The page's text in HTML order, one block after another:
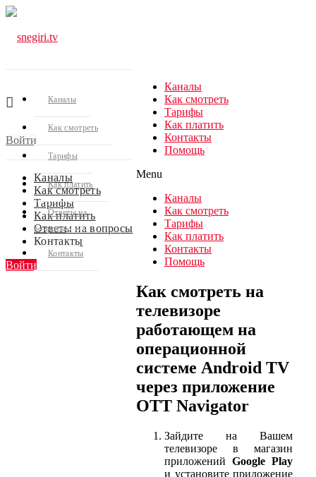
Войти
Каналы
Как смотреть
Тарифы
Как платить
Ответы на вопросы
Контакты
Войти
Каналы
Как смотреть
Тарифы
Как платить
Ответы на
вопросы
Контакты
Каналы
Как смотреть
Тарифы
Как платить
Контакты
Помощь
Menu
Каналы
Как смотреть
Тарифы
Как платить
Контакты
Помощь
Как смотреть на
телевизоре
работающем на
операционной
системе Android TV
через приложение
OTT Navigator
Зайдите на Вашем
телевизоре в магазин
приложений Google Play
и установите приложение